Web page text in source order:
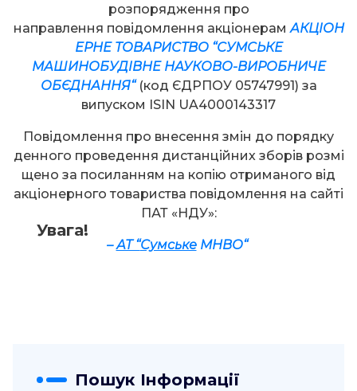
Увага!
розпорядження про
направлення повідомлення акціонерам АКЦІОН
ЕРНЕ ТОВАРИСТВО “СУМСЬКЕ
МАШИНОБУДІВНЕ НАУКОВО-ВИРОБНИЧЕ
ОБЄДНАННЯ“ (код ЄДРПОУ 05747991) за
випуском ISIN UA4000143317
Повідомлення про внесення змін до порядку
денного проведення дистанційних зборів розмі
щено за посиланням на копію отриманого від
акціонерного товариства повідомлення на сайті
ПАТ «НДУ»:
–АТ “Сумське МНВО“
Пошук Інформації